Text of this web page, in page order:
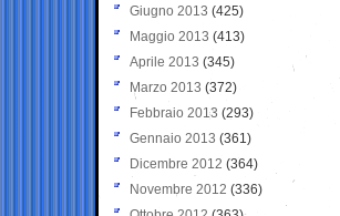
Giugno 2013 (425)
Maggio 2013 (413)
Aprile 2013 (345)
Marzo 2013 (372)
Febbraio 2013 (293)
Gennaio 2013 (361)
Dicembre 2012 (364)
Novembre 2012 (336)